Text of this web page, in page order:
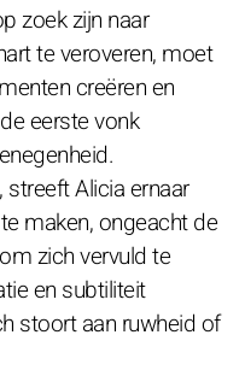
zoek zijn naar
te veroveren, moet
creëren en
eerste vonk
Alicia ernaar
maken, ongeacht de
zich vervuld te
en subtiliteit
stoort aan ruwheid of